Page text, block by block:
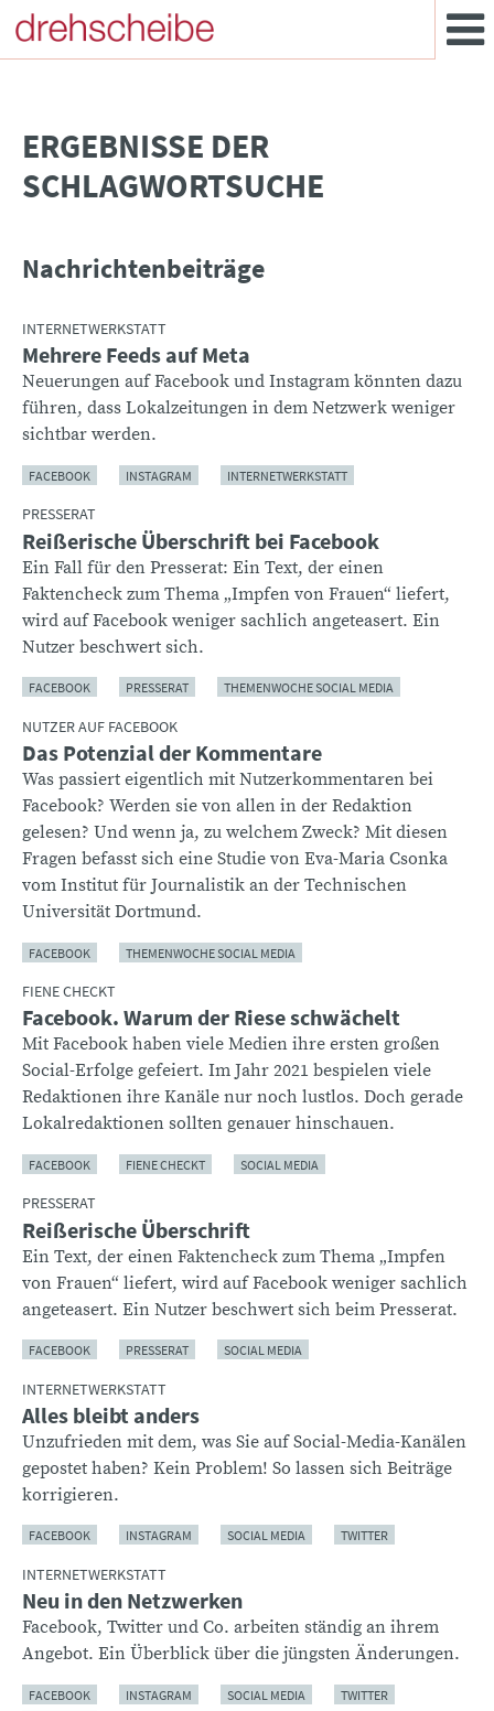
­ERGEBNISSE DER
SCHLAGWORTSUCHE
Nachrichtenbeiträge
INTERNETWERKSTATT
Mehrere Feeds auf Meta
Neuerungen auf Facebook und Instagram könnten dazu
führen, dass Lokalzeitungen in dem Netzwerk weniger
sichtbar werden.
FACEBOOK INSTAGRAM INTERNETWERKSTATT
PRESSERAT
Reißerische Überschrift bei Facebook
Ein Fall für den Presserat: Ein Text, der einen
Faktencheck zum Thema „Impfen von Frauen“ liefert,
wird auf Facebook weniger sachlich angeteasert. Ein
Nutzer beschwert sich.
FACEBOOK PRESSERAT THEMENWOCHE SOCIAL MEDIA
NUTZER AUF FACEBOOK
Das Potenzial der Kommentare
Was passiert eigentlich mit Nutzerkommentaren bei
Facebook? Werden sie von allen in der Redaktion
gelesen? Und wenn ja, zu welchem Zweck? Mit diesen
Fragen befasst sich eine Studie von Eva-Maria Csonka
vom Institut für Journalistik an der Technischen
Universität Dortmund.
FACEBOOK THEMENWOCHE SOCIAL MEDIA
FIENE CHECKT
Facebook. Warum der Riese schwächelt
Mit Facebook haben viele Medien ihre ersten großen
Social-Erfolge gefeiert. Im Jahr 2021 bespielen viele
Redaktionen ihre Kanäle nur noch lustlos. Doch gerade
Lokalredaktionen sollten genauer hinschauen.
FACEBOOK FIENE CHECKT SOCIAL MEDIA
PRESSERAT
Reißerische Überschrift
Ein Text, der einen Faktencheck zum Thema „Impfen
von Frauen“ liefert, wird auf Facebook weniger sachlich
angeteasert. Ein Nutzer beschwert sich beim Presserat.
FACEBOOK PRESSERAT SOCIAL MEDIA
INTERNETWERKSTATT
Alles bleibt anders
Unzufrieden mit dem, was Sie auf Social-Media-Kanälen
gepostet haben? Kein Problem! So lassen sich Beiträge
korrigieren.
FACEBOOK INSTAGRAM SOCIAL MEDIA TWITTER
INTERNETWERKSTATT
Neu in den Netzwerken
Facebook, Twitter und Co. arbeiten ständig an ihrem
Angebot. Ein Überblick über die jüngsten Änderungen.
FACEBOOK INSTAGRAM SOCIAL MEDIA
TWITTER